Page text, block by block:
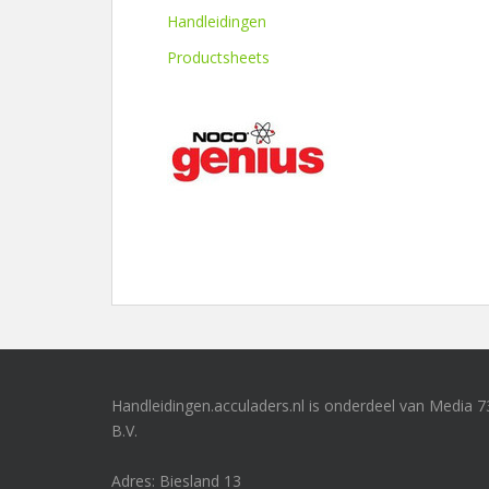
Handleidingen
Productsheets
Handleidingen.acculaders.nl is onderdeel van Media
B.V.
Adres: Biesland 13